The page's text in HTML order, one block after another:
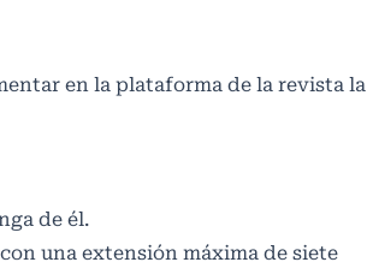
en la plataforma de la revista la
de él.
una extensión máxima de siete